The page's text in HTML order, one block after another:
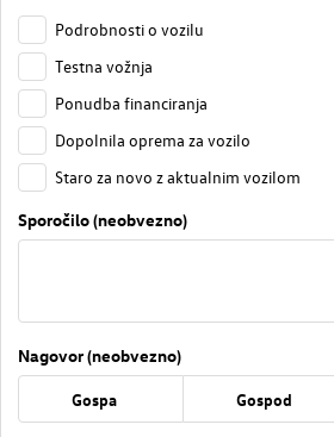
Podrobnosti o vozilu
Testna vožnja
Ponudba financiranja
Dopolnila oprema za vozilo
Staro za novo z aktualnim vozilom
Sporočilo (neobvezno)
Nagovor (neobvezno)
Gospa Gospod